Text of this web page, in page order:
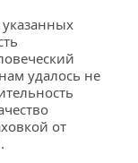
удалось не
от